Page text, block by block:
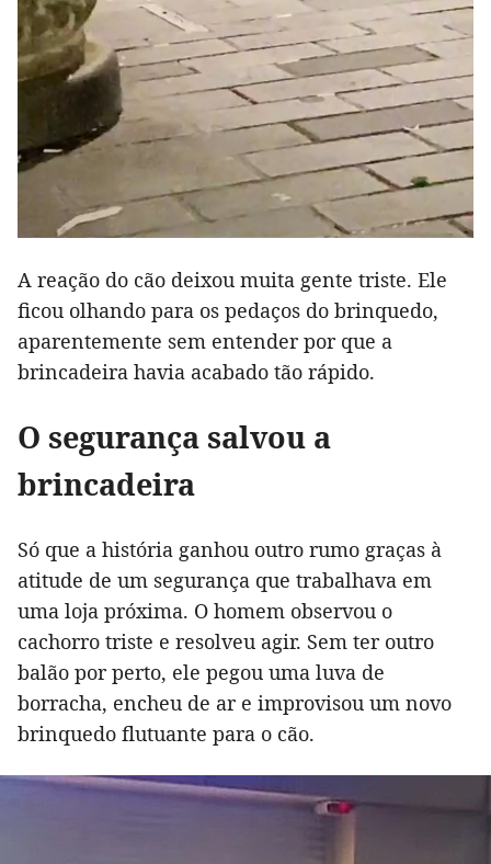
A reação do cão deixou muita gente triste. Ele
ficou olhando para os pedaços do brinquedo,
aparentemente sem entender por que a
brincadeira havia acabado tão rápido.
O segurança salvou a
brincadeira
Só que a história ganhou outro rumo graças à
atitude de um segurança que trabalhava em
uma loja próxima. O homem observou o
cachorro triste e resolveu agir. Sem ter outro
balão por perto, ele pegou uma luva de
borracha, encheu de ar e improvisou um novo
brinquedo flutuante para o cão.